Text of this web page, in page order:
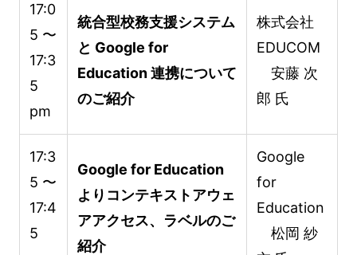
17:0
5 〜
17:3
5
pm
統合型校務支援システム
と Google for
Education 連携について
のご紹介
株式会社
EDUCOM
安藤 次
郎 氏
17:3
5 〜
17:4
5
Google for Education
よりコンテキストアウェ
アアクセス、ラベルのご
紹介
Google
for
Education
松岡 紗